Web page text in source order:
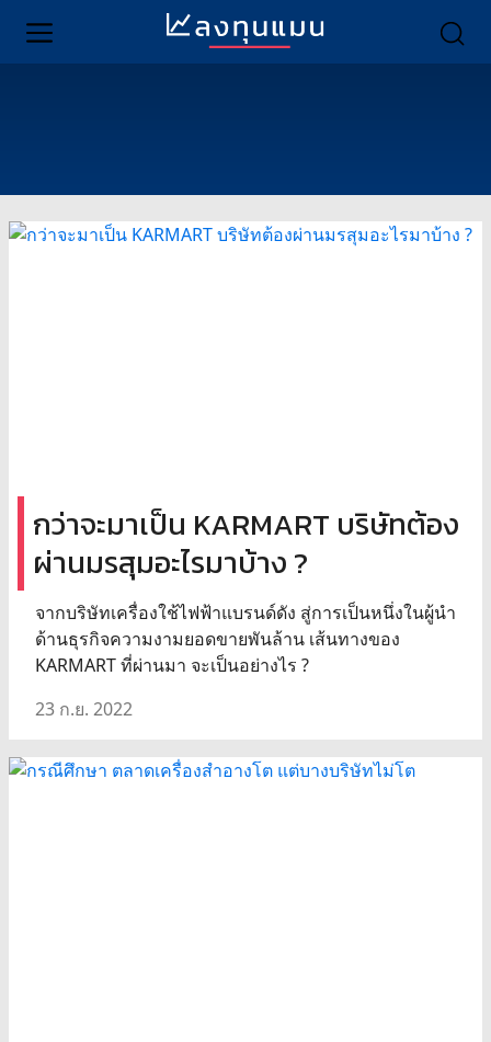
กว่าจะมาเป็น KARMART บริษัทต้อง
ผ่านมรสุมอะไรมาบ้าง ?
จากบริษัทเครื่องใช้ไฟฟ้าแบรนด์ดัง สู่การเป็นหนึ่งในผู้นำ
ด้านธุรกิจความงามยอดขายพันล้าน เส้นทางของ
KARMART ที่ผ่านมา จะเป็นอย่างไร ?
23 ก.ย. 2022